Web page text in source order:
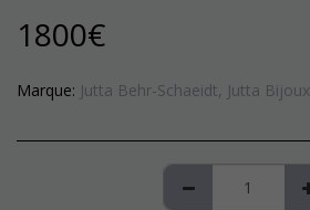
1800€
Marque: Jutta Behr-Schaeidt, Jutta Bijoux